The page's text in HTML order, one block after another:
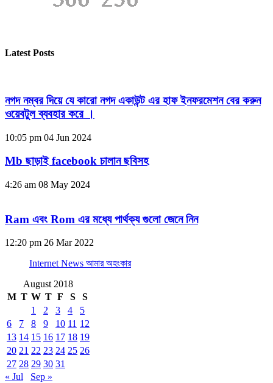
Latest Posts
নগদ নম্বর দিয়ে যে কারো নগদ একাউন্ট এর হাফ ইনফরমেশন বের করুন
ওয়েবটুল ব্যবহার করে ।
10:05 pm 04 Jun 2024
Mb ছাড়াই facebook চালান ছবিসহ
4:26 am 08 May 2024
Ram এবং Rom এর মধ্যে পার্থক্য গুলো জেনে নিন
12:20 pm 26 Mar 2022
Internet News আমার অহংকার
August 2018
M T W T F S
S
1
2 3 4
5
6
7 8 9 10 11 12
13 14 15 16 17 18 19
20 21 22 23 24 25 26
27 28 29 30 31
« Jul
Sep »